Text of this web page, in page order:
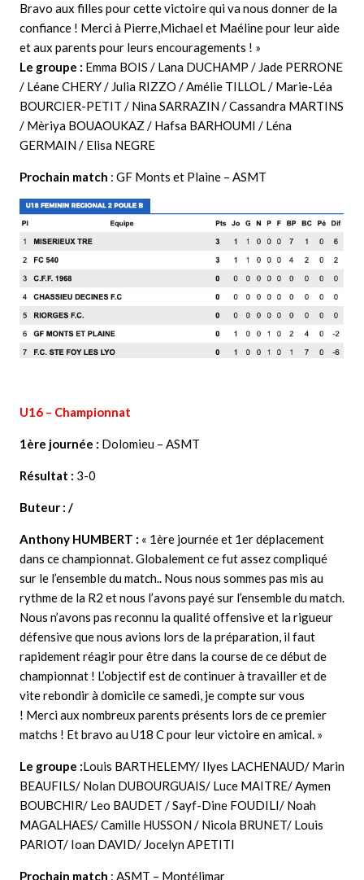
Bravo aux filles pour cette victoire qui va nous donner de la
confiance ! Merci à Pierre,Michael et Maéline pour leur aide
et aux parents pour leurs encouragements ! »
Le groupe : Emma BOIS / Lana DUCHAMP / Jade PERRONE
/ Léane CHERY / Julia RIZZO / Amélie TILLOL / Marie-Léa
BOURCIER-PETIT / Nina SARRAZIN / Cassandra MARTINS
/ Mèriya BOUAOUKAZ / Hafsa BARHOUMI / Léna
GERMAIN / Elisa NEGRE
Prochain match : GF Monts et Plaine – ASMT
U16 – Championnat
1ère journée : Dolomieu – ASMT
Résultat : 3-0
Buteur : /
Anthony HUMBERT : « 1ère journée et 1er déplacement
dans ce championnat. Globalement ce fut assez compliqué
sur le l’ensemble du match.. Nous nous sommes pas mis au
rythme de la R2 et nous l’avons payé sur l’ensemble du match.
Nous n’avons pas reconnu la qualité offensive et la rigueur
défensive que nous avions lors de la préparation, il faut
rapidement réagir pour être dans la course de ce début de
championnat ! L’objectif est de continuer à travailler et de
vite rebondir à domicile ce samedi, je compte sur vous
! Merci aux nombreux parents présents lors de ce premier
matchs ! Et bravo au U18 C pour leur victoire en amical. »
Le groupe :Louis BARTHELEMY/ Ilyes LACHENAUD/ Marin
BEAUFILS/ Nolan DUBOURGUAIS/ Luce MAITRE/ Aymen
BOUBCHIR/ Leo BAUDET / Sayf-Dine FOUDILI/ Noah
MAGALHAES/ Camille HUSSON / Nicola BRUNET/ Louis
PARIOT/ Ioan DAVID/ Jocelyn APETITI
Prochain match : ASMT – Montélimar